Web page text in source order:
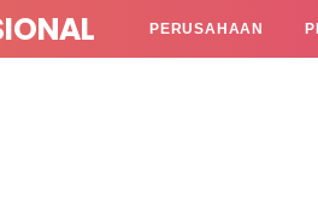
PERUSAHAAN